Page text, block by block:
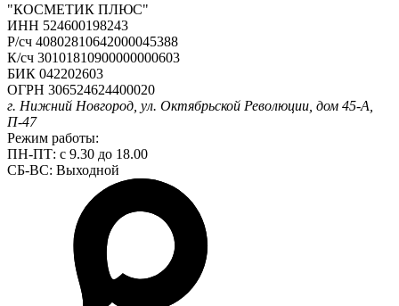
"КОСМЕТИК ПЛЮС"
ИНН 524600198243
Р/сч 40802810642000045388
К/сч 30101810900000000603
БИК 042202603
ОГРН 306524624400020
г. Нижний Новгород, ул. Октябрьской Революции, дом 45-А,
П-47
Режим работы:
ПН-ПТ: с 9.30 до 18.00
СБ-ВС: Выходной